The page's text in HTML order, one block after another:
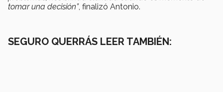
tomar una decisión”, finalizó Antonio.
SEGURO QUERRÁS LEER TAMBIÉN: